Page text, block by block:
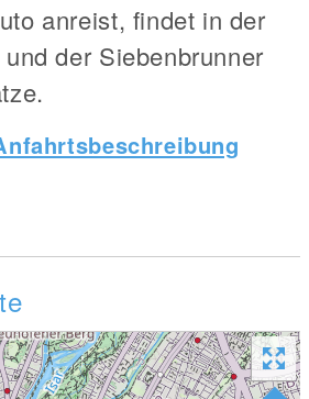
anreist, findet in der
der Siebenbrunner